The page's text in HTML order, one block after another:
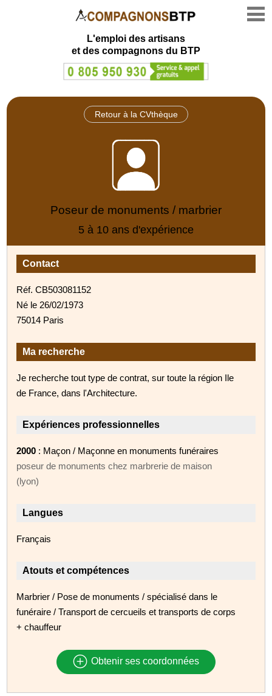
L'emploi des artisans
et des compagnons du BTP
Retour à la CVthèque
Poseur de monuments / marbrier
5 à 10 ans d'expérience
Contact
Réf. CB503081152
Né le 26/02/1973
75014 Paris
Ma recherche
Je recherche tout type de contrat, sur toute la région Ile
de France, dans l'Architecture.
Expériences professionnelles
2000 : Maçon / Maçonne en monuments funéraires
poseur de monuments chez marbrerie de maison
(lyon)
Langues
Français
Atouts et compétences
Marbrier / Pose de monuments / spécialisé dans le
funéraire / Transport de cercueils et transports de corps
+ chauffeur
Obtenir ses coordonnées